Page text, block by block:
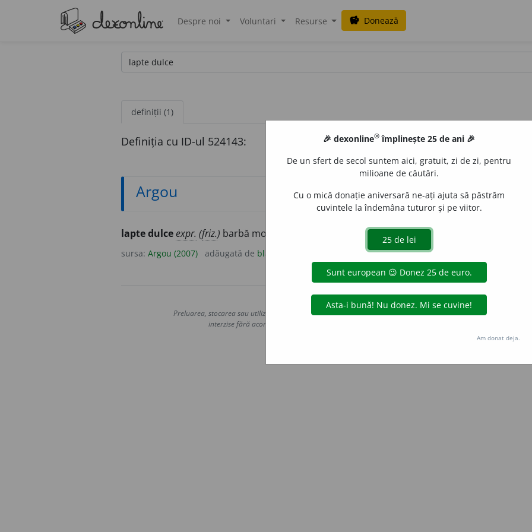
Despre noi Voluntari Resurse savings Donează
definiții (1)
Definiția cu ID-ul 524143:
Argou
lapte dulceexpr. (friz.) barbă moale, ușor de ras.
sursa: Argou (2007) adăugată de blaurb.
Copyright © 2004-2026 dexonline (https://dexonline.ro)
Preluarea, stocarea sau utilizarea datelor de pe acest site, inclusiv prin orice metode de extragere automată
interzise fără acordul nostru prealabil scris, cu excepția seturilor de date oferite oficial spre utilizare
Hosterion
🎉 dexonline® împlinește 25 de ani 🎉
De un sfert de secol suntem aici, gratuit, zi de zi, pentru
milioane de căutări.
Cu o mică donație aniversară ne-ați ajuta să păstrăm
cuvintele la îndemâna tuturor și pe viitor.
Am donat deja.